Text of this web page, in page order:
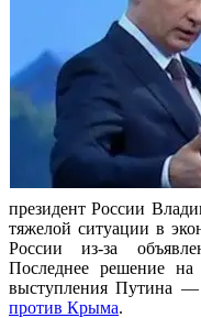
президент России
тяжелой ситуации в
России из-за
Последнее решение
выступления Путина
против Крыма.